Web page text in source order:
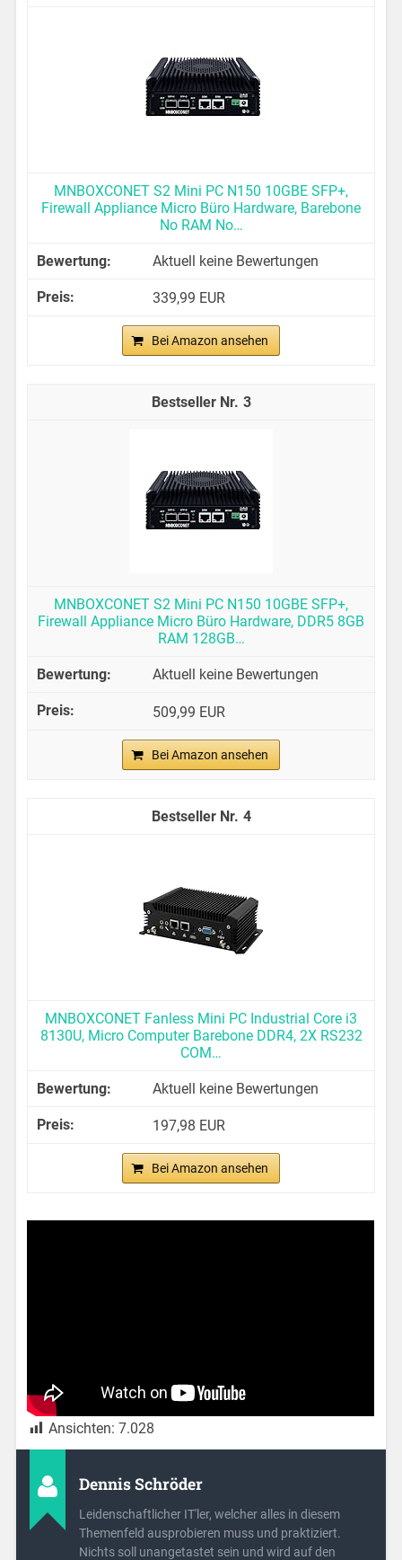
MNBOXCONET S2 Mini PC N150 10GBE SFP+,
Firewall Appliance Micro Büro Hardware, Barebone
No RAM No…
Aktuell keine Bewertungen
339,99 EUR
Bei Amazon ansehen
3
MNBOXCONET S2 Mini PC N150 10GBE SFP+,
Firewall Appliance Micro Büro Hardware, DDR5 8GB
RAM 128GB…
Aktuell keine Bewertungen
509,99 EUR
Bei Amazon ansehen
4
MNBOXCONET Fanless Mini PC Industrial Core i3
8130U, Micro Computer Barebone DDR4, 2X RS232
COM…
Aktuell keine Bewertungen
197,98 EUR
Bei Amazon ansehen
Ansichten:7.028
Dennis Schröder
Leidenschaftlicher IT'ler, welcher alles in diesem
Themenfeld ausprobieren muss und praktiziert.
Nichts soll unangetastet sein und wird auf den